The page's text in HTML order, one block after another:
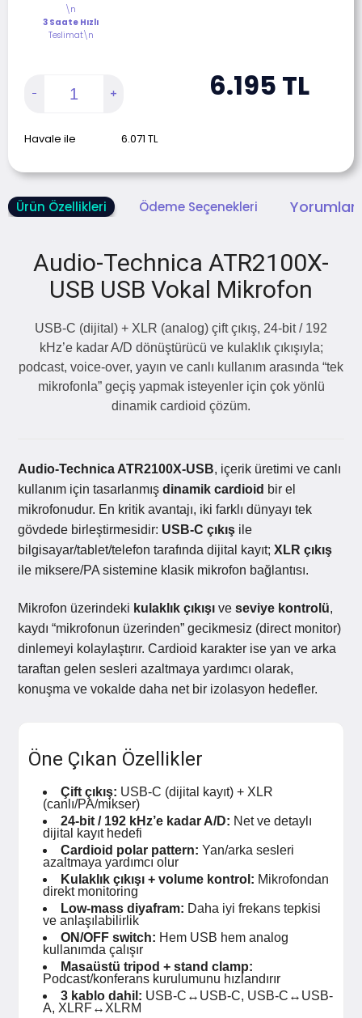
\n
3 Saate Hızlı
Teslimat\n
6.195 TL
Havale ile 6.071 TL
Ürün Özellikleri Ödeme Seçenekleri
Audio-Technica ATR2100X-
USB USB Vokal Mikrofon
USB-C (dijital) + XLR (analog) çift çıkış, 24-bit / 192
kHz’e kadar A/D dönüştürücü ve kulaklık çıkışıyla;
podcast, voice-over, yayın ve canlı kullanım arasında “tek
mikrofonla” geçiş yapmak isteyenler için çok yönlü
dinamik cardioid çözüm.
Audio-Technica ATR2100X-USB, içerik üretimi ve canlı
kullanım için tasarlanmış dinamik cardioid bir el
mikrofonudur. En kritik avantajı, iki farklı dünyayı tek
gövdede birleştirmesidir: USB-C çıkış ile
bilgisayar/tablet/telefon tarafında dijital kayıt; XLR çıkış
ile miksere/PA sistemine klasik mikrofon bağlantısı.
Mikrofon üzerindeki kulaklık çıkışı ve seviye kontrolü,
kaydı “mikrofonun üzerinden” gecikmesiz (direct monitor)
dinlemeyi kolaylaştırır. Cardioid karakter ise yan ve arka
taraftan gelen sesleri azaltmaya yardımcı olarak,
konuşma ve vokalde daha net bir izolasyon hedefler.
Öne Çıkan Özellikler
Çift çıkış: USB-C (dijital kayıt) + XLR
(canlı/PA/mikser)
24-bit / 192 kHz’e kadar A/D: Net ve detaylı
dijital kayıt hedefi
Cardioid polar pattern: Yan/arka sesleri
azaltmaya yardımcı olur
Kulaklık çıkışı + volume kontrol: Mikrofondan
direkt monitoring
Low-mass diyafram: Daha iyi frekans tepkisi
ve anlaşılabilirlik
ON/OFF switch: Hem USB hem analog
kullanımda çalışır
Masaüstü tripod + stand clamp:
Podcast/konferans kurulumunu hızlandırır
3 kablo dahil: USB-C↔USB-C, USB-C↔USB-
A, XLRF↔XLRM